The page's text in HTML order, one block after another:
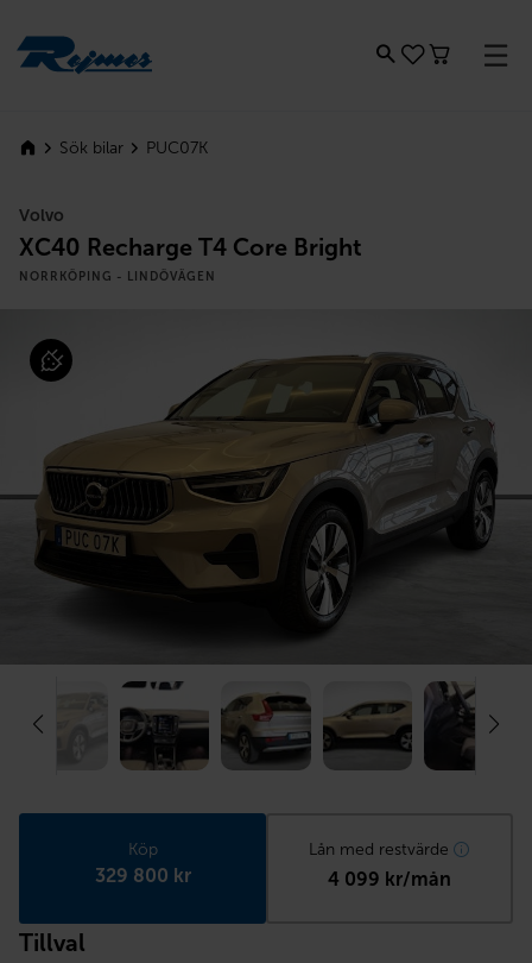
Sök bilar PUC07K
Volvo
XC40 Recharge T4 Core Bright
NORRKÖPING - LINDÖVÄGEN
Köp
329 800 kr
Lån med restvärde
4 099 kr/mån
Tillval